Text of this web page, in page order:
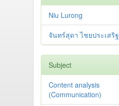
Niu Lurong
จันทร์สุดา ไชยประเสริฐ
Subject
Content analysis
(Communication)